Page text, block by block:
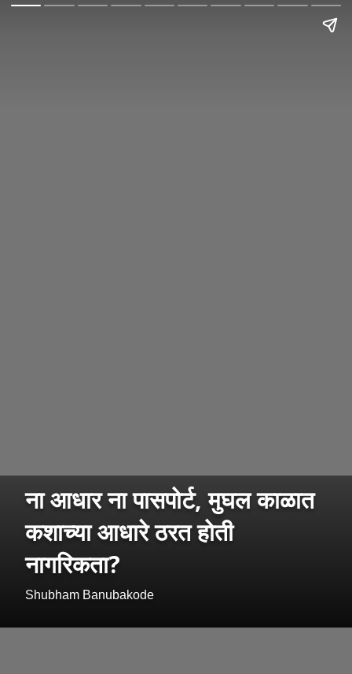
ना आधार ना पासपोर्ट, मुघल काळात
कशाच्या आधारे ठरत होती
नागरिकता?
Shubham Banubakode